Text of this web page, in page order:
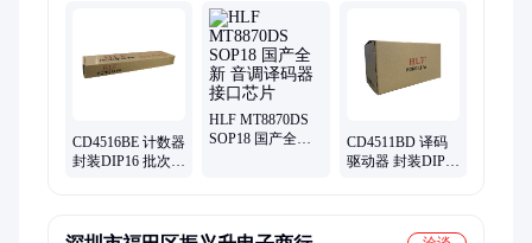
CD4516BE 计数器
封装DIP16 批次
HLF MT8870DS
SOP18 国产全新
CD4511BD 译码
驱动器 封装DIP16